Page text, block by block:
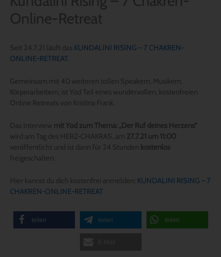
Online-Retreat
Seit 24.7.21 läuft das KUNDALINI RISING – 7 CHAKREN-
ONLINE-RETREAT.
Gemeinsam mit 40 weiteren tollen Speakern, Musikern,
Körperarbeitern, ist Yod Teil eines wundervollen, kostenfreien
Online Retreats von Kristina Frank.
Das Interview mit Yod zum Thema: „Der Ruf deines Herzens“
wird am Tag des HERZ-CHAKRAS, am 27.7.21 um 11:00
veröffentlicht und ist dann für 24 Stunden kostenlos
freigeschalten.
Hier kannst du dich kostenfrei anmelden: KUNDALINI RISING – 7
CHAKREN-ONLINE-RETREAT
teilen teilen teilen